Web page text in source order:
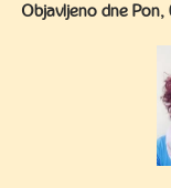
Objavljeno dne Pon,